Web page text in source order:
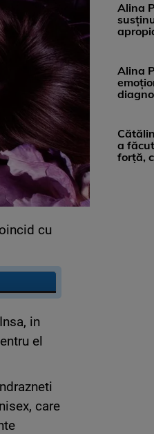
cu
in
el
care
Alina
Alina
...
a
forță,